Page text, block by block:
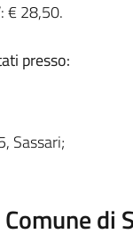
: € 28,50.
presso:
Sassari;
di